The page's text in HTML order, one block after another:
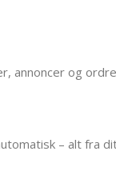
annoncer og
– alt fra